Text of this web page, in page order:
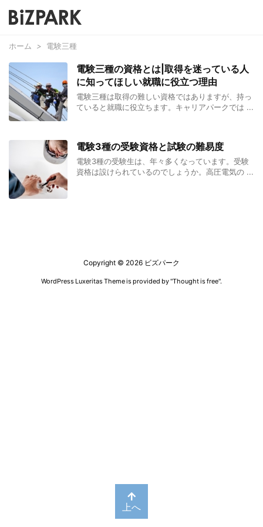
ホーム > 電験三種
電験三種の資格とは|取得を迷っている人
に知ってほしい就職に役立つ理由
電験三種は取得の難しい資格ではありますが、持っ
ていると就職に役立ちます。キャリアパークでは ...
電験3種の受験資格と試験の難易度
電験3種の受験生は、年々多くなっています。受験
資格は設けられているのでしょうか。高圧電気の ...
Copyright © 2026 ビズパーク
WordPress Luxeritas Theme is provided by "Thought is free".
上へ